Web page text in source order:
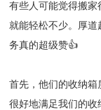
有些人可能觉得搬家
就能轻松不少。厚
务真的超级赞👍
首先，他们的收纳
很好地满足我们的